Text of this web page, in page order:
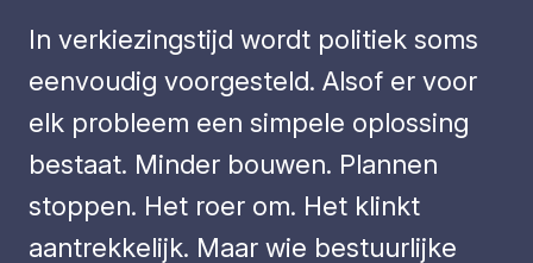
In verkiezingstijd wordt politiek soms
eenvoudig voorgesteld. Alsof er voor
elk probleem een simpele oplossing
bestaat. Minder bouwen. Plannen
stoppen. Het roer om. Het klinkt
aantrekkelijk. Maar wie bestuurlijke